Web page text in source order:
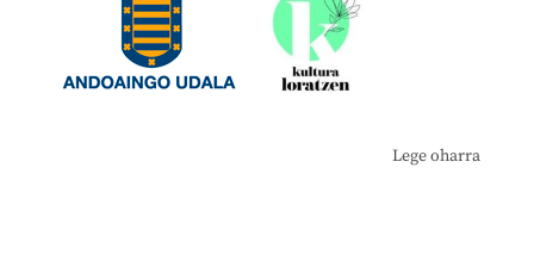
Lege oharra